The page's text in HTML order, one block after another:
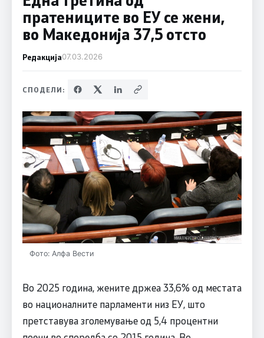
пратениците во ЕУ се жени,
во Македонија 37,5 отсто
Редакција07.03.2026
СПОДЕЛИ:
Фото: Алфа Вести
Во 2025 година, жените држеа 33,6% од местата
во националните парламенти низ ЕУ, што
претставува зголемување од 5,4 процентни